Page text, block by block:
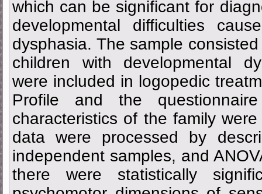
which can be significant for
developmental difficulties
dysphasia. The sample
children with developmental
were included in logopedic
Profile and the
characteristics of the family
data were processed by
independent samples, and
there were statistically